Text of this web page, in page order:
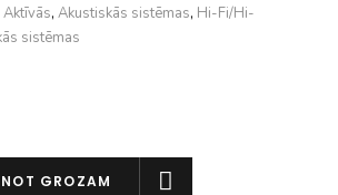
Aktīvās, Akustiskās sistēmas, Hi-Fi/Hi-
sistēmas
GROZAM